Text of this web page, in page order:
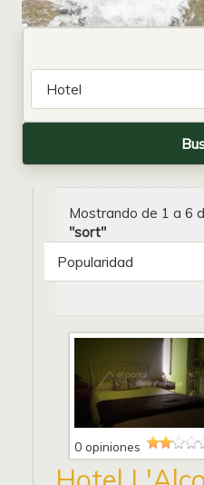
Mostrando de 1 a 6
"sort"
0 opiniones